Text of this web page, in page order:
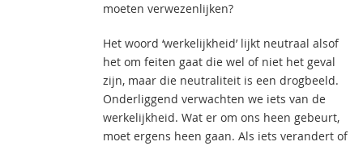
moeten verwezenlijken?
Het woord ‘werkelijkheid’ lijkt neutraal alsof
het om feiten gaat die wel of niet het geval
zijn, maar die neutraliteit is een drogbeeld.
Onderliggend verwachten we iets van de
werkelijkheid. Wat er om ons heen gebeurt,
moet ergens heen gaan. Als iets verandert of